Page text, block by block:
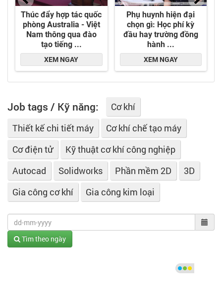
Job tags / Kỹ năng:
Cơ khí
Thiết kế chi tiết máy
Cơ khí chế tạo máy
Cơ điện tử
Kỹ thuật cơ khí công nghiệp
Autocad
Solidworks Phần mềm 2D
3D
Gia công cơ khí
Gia công kim loại
Tìm theo ngày